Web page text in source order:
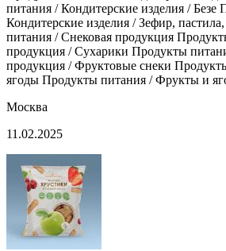
питания / Кондитерские изделия / Безе
Кондитерские изделия / Зефир,
питания / Снековая продукция
продукция / Сухарики Продукты
продукция / Фруктовые снеки
ягоды Продукты питания / Фрукты и
Москва
11.02.2025